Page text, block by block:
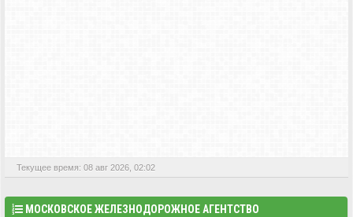
Текущее время: 08 авг 2026, 02:02
МОСКОВСКОЕ ЖЕЛЕЗНОДОРОЖНОЕ АГЕНТСТВО